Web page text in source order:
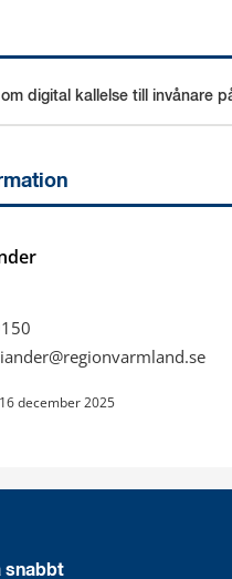
om digital kallelse till invånare
webbplats.
16 december 2025
snabbt